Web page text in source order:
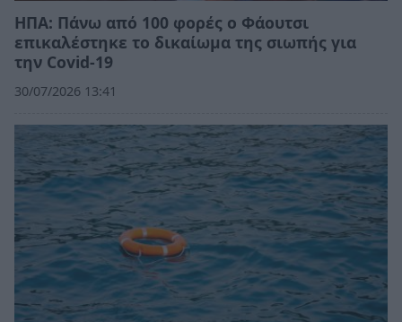
ΗΠΑ: Πάνω από 100 φορές ο Φάουτσι
επικαλέστηκε το δικαίωμα της σιωπής για
την Covid-19
30/07/2026 13:41